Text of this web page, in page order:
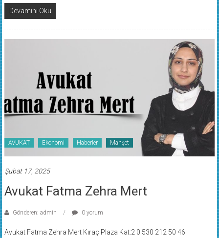
Devamını Oku
AVUKAT Ekonomi Haberler Manşet
Şubat 17, 2025
Avukat Fatma Zehra Mert
Gönderen: admin 0 yorum
Avukat Fatma Zehra Mert Kıraç Plaza Kat:2 0 530 212 50 46